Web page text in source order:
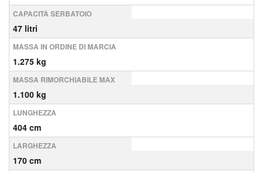
CAPACITÀ SERBATOIO
47 litri
MASSA IN ORDINE DI MARCIA
1.275 kg
MASSA RIMORCHIABILE MAX
1.100 kg
LUNGHEZZA
404 cm
LARGHEZZA
170 cm